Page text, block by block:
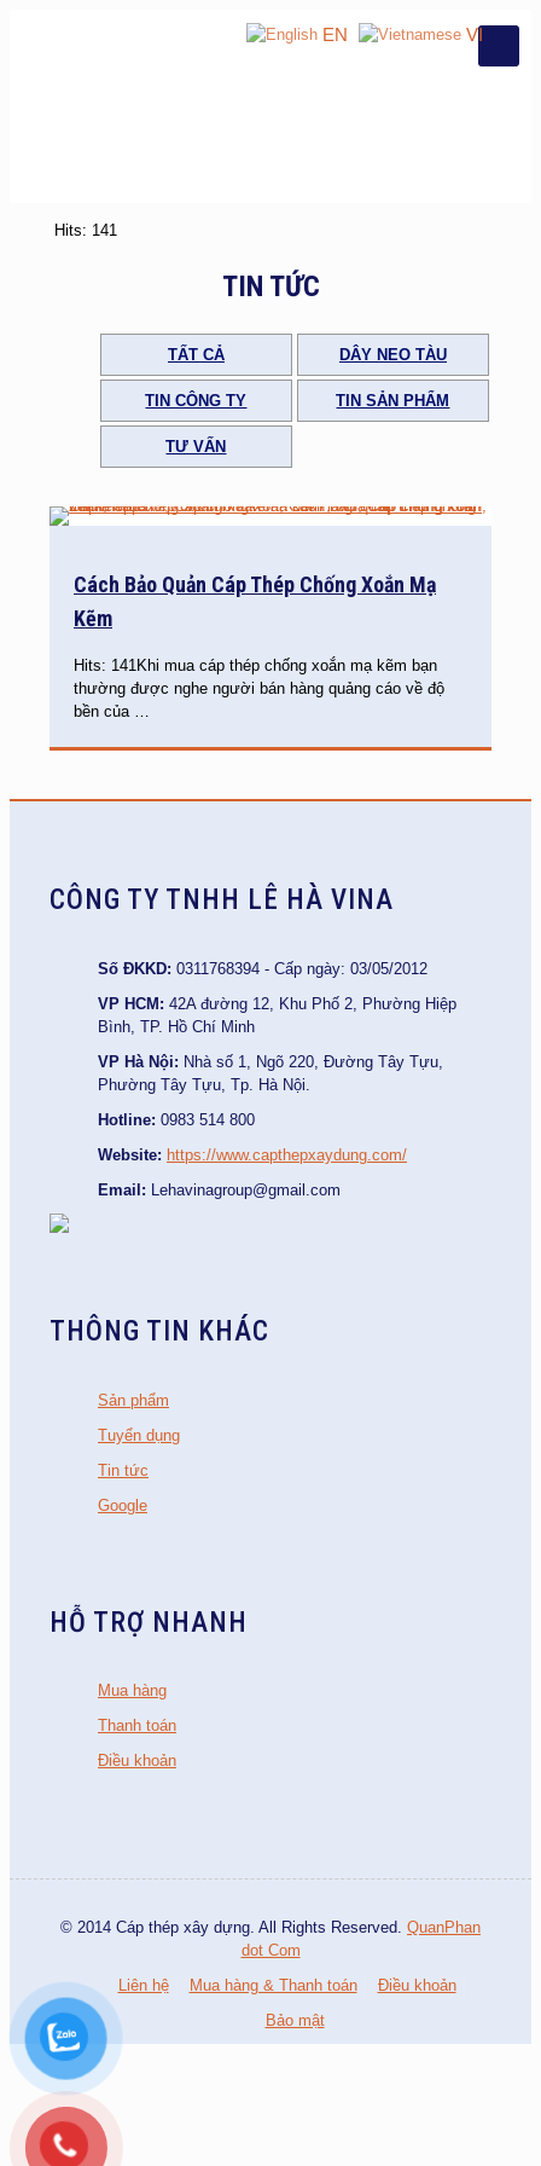
Hits: 141
TIN TỨC
TẤT CẢ DÂY NEO TÀU
TIN CÔNG TY TIN SẢN PHẨM
TƯ VẤN
Cách Bảo Quản Cáp Thép Chống Xoắn Mạ
Kẽm
Hits: 141Khi mua cáp thép chống xoắn mạ kẽm bạn
thường được nghe người bán hàng quảng cáo về độ
bền của
CÔNG TY TNHH LÊ HÀ VINA
Số ĐKKD: 0311768394 - Cấp ngày: 03/05/2012
VP HCM: 42A đường 12, Khu Phố 2, Phường Hiệp
Bình, TP. Hồ Chí Minh
VP Hà Nội: Nhà số 1, Ngõ 220, Đường Tây Tựu,
Phường Tây Tựu, Tp. Hà Nội.
Hotline: 0983 514 800
Website: https://www.capthepxaydung.com/
Email: Lehavinagroup@gmail.com
THÔNG TIN KHÁC
Sản phẩm
Tuyển dụng
Tin tức
Google
HỖ TRỢ NHANH
Mua hàng
Thanh toán
Điều khoản
© 2014 Cáp thép xây dựng. All Rights Reserved. QuanPhan
dot Com
Liên hệ
Mua hàng & Thanh toán
Điều khoản
Bảo mật
EN VI